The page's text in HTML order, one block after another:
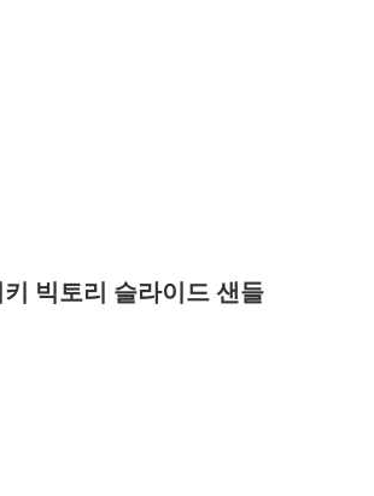
키 빅토리 슬라이드 샌들